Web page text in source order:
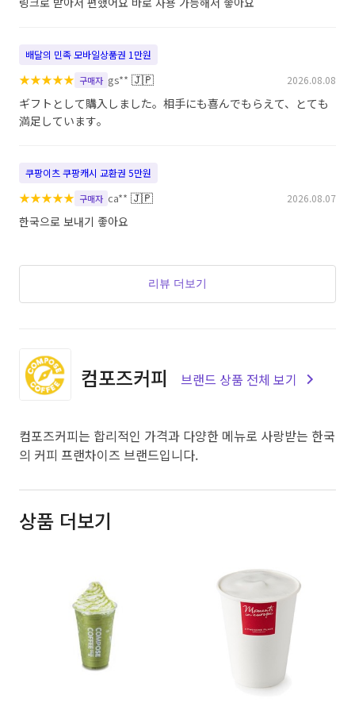
배달의 민족 모바일상품권 1만원
★★★★★ 구매자 gs** 🇯🇵 2026.08.08
ギフトとして購入しました。相手にも喜んでもらえて、とても
満足しています。
쿠팡이츠 쿠팡캐시 교환권 5만원
★★★★★ 구매자 ca** 🇯🇵 2026.08.07
한국으로 보내기 좋아요
리뷰 더보기
컴포즈커피 브랜드 상품 전체 보기
컴포즈커피는 합리적인 가격과 다양한 메뉴로 사랑받는 한국
의 커피 프랜차이즈 브랜드입니다.
상품 더보기